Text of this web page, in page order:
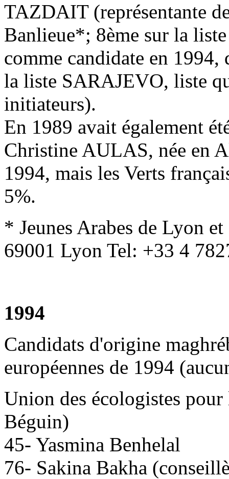
TAZDAIT (représentante
Banlieue*; 8ème sur la
comme candidate en
la liste SARAJEVO, liste
initiateurs).
En 1989 avait également
Christine AULAS, née en
1994, mais les Verts
5%.
* Jeunes Arabes de Lyon
69001 Lyon Tel: +33 4
1994
Candidats d'origine
européennes de 1994
Union des écologistes
Béguin)
45- Yasmina Benhelal
76- Sakina Bakha